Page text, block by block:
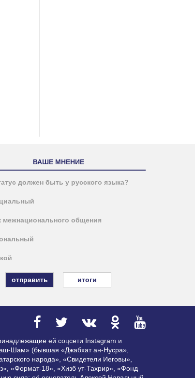
ВАШЕ МНЕНИЕ
должен быть у русского языка?
межнационального общения
итоги
ей соцсети Instagram и
аш-Шам» (бывшая «Джабхат ан-Нусра»,
народа», «Свидетели Иеговы»,
«Формат-18», «Хизб ут-Тахрир», «Фонд